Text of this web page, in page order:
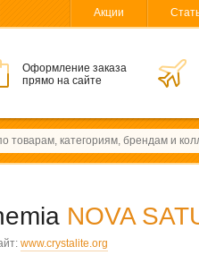
Акции
Оформление заказа
прямо на сайте
NOVA
www.crystalite.org